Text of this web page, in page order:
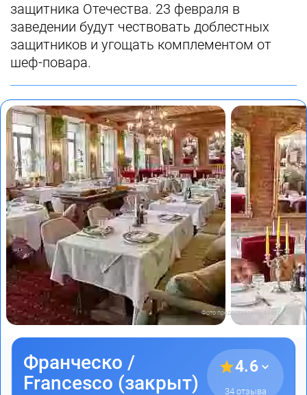
защитника Отечества. 23 февраля в
заведении будут чествовать доблестных
защитников и угощать комплементом от
шеф-повара.
Фото предоставлены заведением
Франческо /
Francesco (закрыт)
4.6
34 отзыва